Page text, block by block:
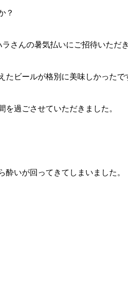
？
さんの暑気払いにご招待いただき
ビールが格別に美味しかったで
過ごさせていただきました。
いが回ってきてしまいました。